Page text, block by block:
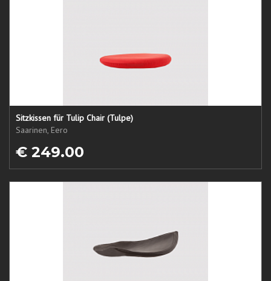
Sitzkissen für Tulip Chair (Tulpe)
Saarinen, Eero
€ 249.00